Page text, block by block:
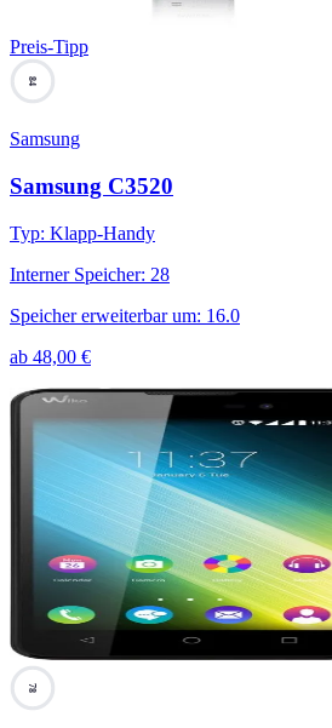
Preis-Tipp
84
Samsung
Samsung C3520
Typ: Klapp-Handy
Interner Speicher: 28
Speicher erweiterbar um: 16.0
ab 48,00 €
78